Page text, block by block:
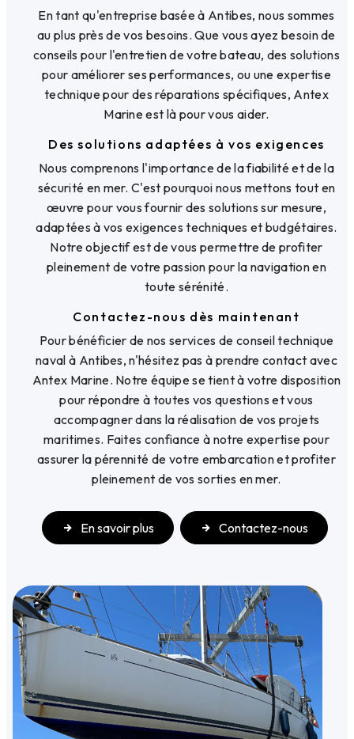
En tant qu'entreprise basée à Antibes, nous sommes
au plus près de vos besoins. Que vous ayez besoin de
conseils pour l'entretien de votre bateau, des solutions
pour améliorer ses performances, ou une expertise
technique pour des réparations spécifiques, Antex
Marine est là pour vous aider.
Des solutions adaptées à vos exigences
Nous comprenons l'importance de la fiabilité et de la
sécurité en mer. C'est pourquoi nous mettons tout en
œuvre pour vous fournir des solutions sur mesure,
adaptées à vos exigences techniques et budgétaires.
Notre objectif est de vous permettre de profiter
pleinement de votre passion pour la navigation en
toute sérénité.
Contactez-nous dès maintenant
Pour bénéficier de nos services de conseil technique
naval à Antibes, n'hésitez pas à prendre contact avec
Antex Marine. Notre équipe se tient à votre disposition
pour répondre à toutes vos questions et vous
accompagner dans la réalisation de vos projets
maritimes. Faites confiance à notre expertise pour
assurer la pérennité de votre embarcation et profiter
pleinement de vos sorties en mer.
En savoir plus Contactez-nous